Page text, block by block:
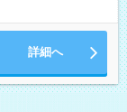
詳細へ